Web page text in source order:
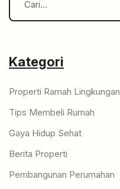
Kategori
Properti Ramah Lingkungan
Tips Membeli Rumah
Gaya Hidup Sehat
Berita Properti
Pembangunan Perumahan